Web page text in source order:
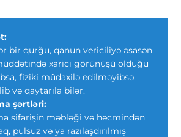
bir qurğu, qanun vericiliyə əsasən
xarici görünüşü olduğu
fiziki müdaxilə edilməyibsə,
və qaytarıla bilər.
şərtləri:
sifarişin məbləği və həcmindən
pulsuz və ya razılaşdırılmış